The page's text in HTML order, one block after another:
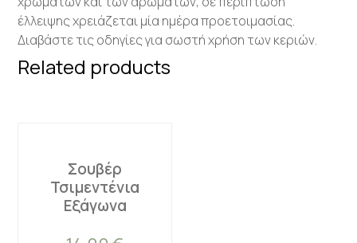
έλλειψης χρειάζεται μία ημέρα προετοιμασίας.
Διαβάστε τις οδηγίες για σωστή χρήση των κεριών.
Related products
Σουβέρ
Τσιμεντένια
Εξάγωνα